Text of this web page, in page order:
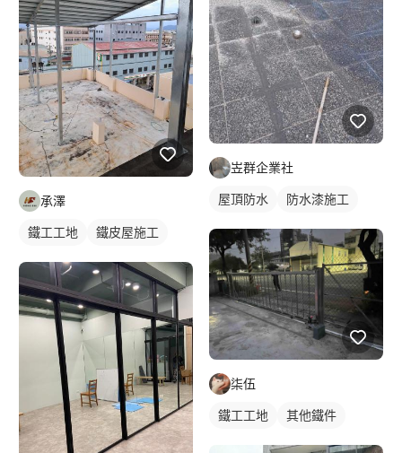
承澤
鐵工工地 鐵皮屋施工
岦群企業社
屋頂防水 防水漆施工
柒伍
鐵工工地 其他鐵件